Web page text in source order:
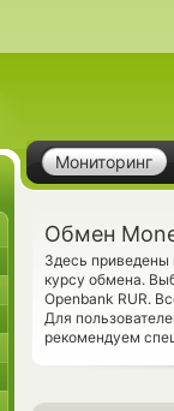
Мониторинг
Обмен
Здесь
курсу обмена.
Openbank RUR.
Для
рекомендуем